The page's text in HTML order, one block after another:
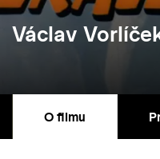
Václav
O filmu